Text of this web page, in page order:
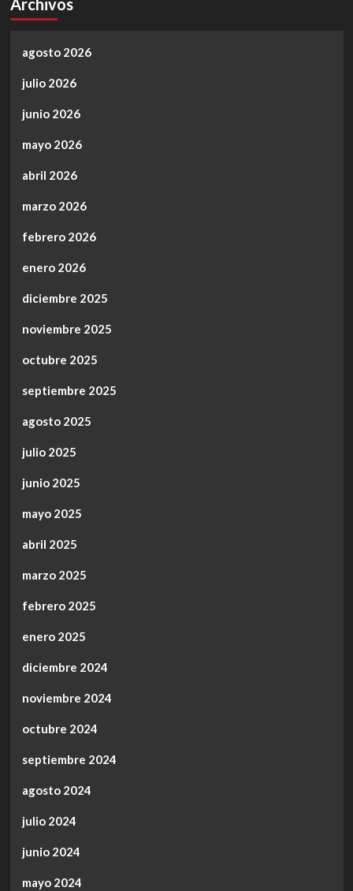
Archivos
agosto 2026
julio 2026
junio 2026
mayo 2026
abril 2026
marzo 2026
febrero 2026
enero 2026
diciembre 2025
noviembre 2025
octubre 2025
septiembre 2025
agosto 2025
julio 2025
junio 2025
mayo 2025
abril 2025
marzo 2025
febrero 2025
enero 2025
diciembre 2024
noviembre 2024
octubre 2024
septiembre 2024
agosto 2024
julio 2024
junio 2024
mayo 2024